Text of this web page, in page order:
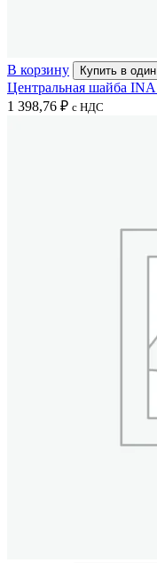
В корзину Купить в
Центральная шайба
1 398,76 ₽ с НДС